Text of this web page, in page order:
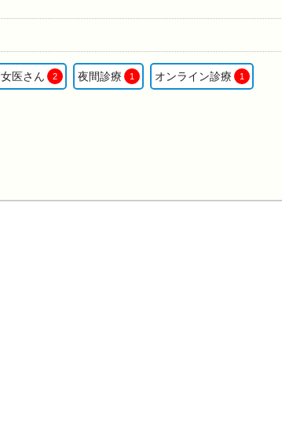
女医さん 2 夜間診療 1 オンライン診療 1